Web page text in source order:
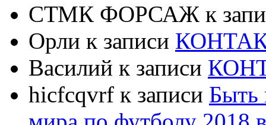
СТМК ФОРСАЖ к
Орли к записи
Василий к записи
hicfcqvrf к записи Быть